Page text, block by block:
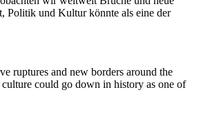
Politik und Kultur könnte als eine der
ruptures and new borders around the
could go down in history as one of